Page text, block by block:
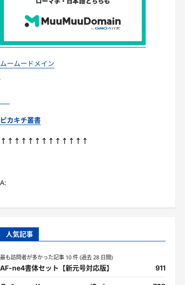
ムームードメイン
ピカキチ叢書
↑↑↑↑↑↑↑↑↑↑↑↑↑
A:
人気記事
最も訪問者が多かった記事 10 件 (過去 28 日間)
AF-ne4書体セット【新元号対応版】 911